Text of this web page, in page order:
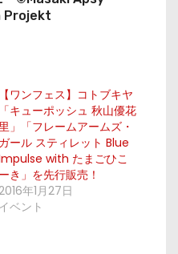
Projekt
【ワンフェス】コトブキヤ
「キューポッシュ 秋山優花
」「フレームアームズ・
ガール スティレット Blue
with たまごひこ
ーき」を先行販売！
2016年1月27日
イベント